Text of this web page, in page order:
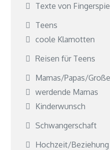
Texte von
Teens
coole Klamotten
Reisen für Teens
Mamas/Papas/
werdende Mamas
Kinderwunsch
Schwangerschaft
Hochzeit/Beziehung